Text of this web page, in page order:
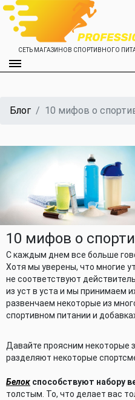
СЕТЬ МАГАЗИНОВ СПОРТИВНОГО
Блог 10 мифов о
10 мифов о
С каждым днем все больше
Хотя мы уверены, что многие
не соответствуют
из уст в уста и мы принимаем
развенчаем некоторые из
спортивном питании и
Давайте проясним некоторые
разделяют некоторые
Белок способствуют набору
толстым. То, что делает вас